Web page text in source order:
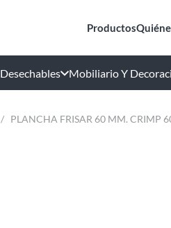
Productos
Desechables Mobiliario Y
/ PLANCHA FRISAR 60 MM. CRIMP